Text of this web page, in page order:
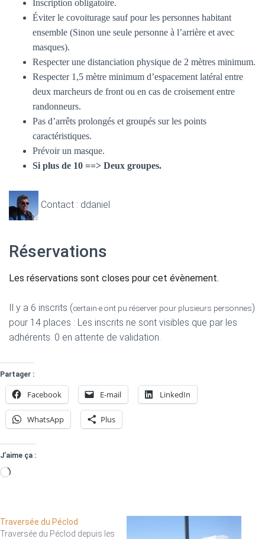
Inscription obligatoire.
Éviter le covoiturage sauf pour les personnes habitant
ensemble (Sinon une seule personne à l’arrière et avec
masques).
Respecter une distanciation physique de 2 mètres minimum.
Respecter 1,5 mètre minimum d’espacement latéral entre
deux marcheurs de front ou en cas de croisement entre
randonneurs.
Pas d’arrêts prolongés et groupés sur les points
caractéristiques.
Prévoir un masque.
Si plus de 10 ==> Deux groupes.
Contact : ddaniel
Réservations
Les réservations sont closes pour cet évènement.
Il y a 6 inscrits (certain·e ont pu réserver pour plusieurs personnes)
pour 14 places : Les inscrits ne sont visibles que par les
adhérents. 0 en attente de validation.
Partager :
Facebook E-mail LinkedIn
WhatsApp Plus
J’aime ça :
Chargement…
Traversée du Péclod
Traversée du Péclod depuis les